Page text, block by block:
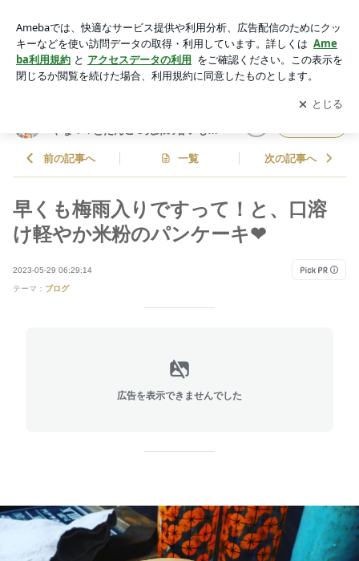
❤ | しゃなママオフィシャルブログ「しゃなママとだんご３兄
弟の甘いもの日記」Powered by Ameba
アプリをダウンロードして ブログの更新通知
を受け取りまし
ょう。
開く
ゃなママとだんご３兄弟の甘いもの
前の記事へ 一覧 次の記事へ
早くも梅雨入りですって！と、口溶
け軽やか米粉のパンケーキ❤
2023-05-29 06:29:14
テーマ： ブログ
広告を表示できませんでした